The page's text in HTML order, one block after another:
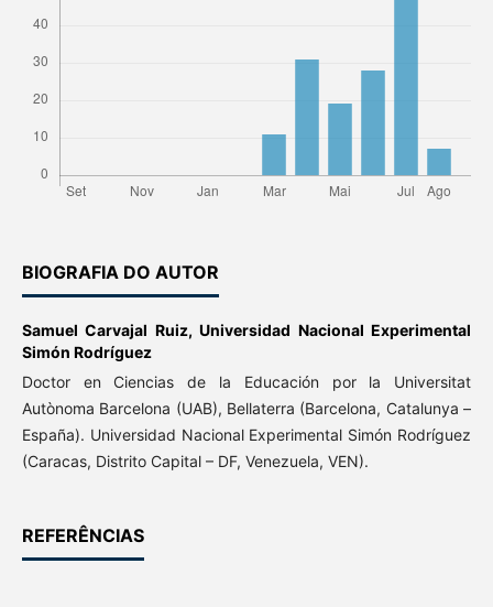
BIOGRAFIA DO AUTOR
Samuel Carvajal Ruiz,Universidad Nacional Experimental
Simón Rodríguez
Doctor en Ciencias de la Educación por la Universitat
Autònoma Barcelona (UAB), Bellaterra (Barcelona, Catalunya –
España). Universidad Nacional Experimental Simón Rodríguez
(Caracas, Distrito Capital – DF, Venezuela, VEN).
REFERÊNCIAS